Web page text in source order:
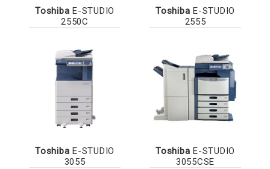
Toshiba E-STUDIO
2550C
Toshiba E-STUDIO
2555
Toshiba E-STUDIO
3055
Toshiba E-STUDIO
3055CSE